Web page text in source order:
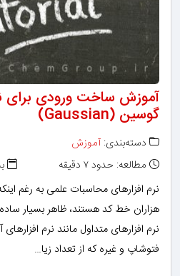
آموزش ساخت ورودی برای
گوسین (Gaussian)
دسته‌بندی: آموزش
مطالعه: حدود ۷ دقیقه
نرم افزارهای محاسبات علمی به رغم
هزاران خط کد هستند، ظاهر بسیار
نرم افزارهای متداول مانند نرم
فتوشاپ و غیره که از تعداد زیا…